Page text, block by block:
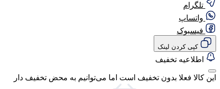
تلگرام
واتساپ
فیسبوک
کپی کردن لینک
اطلاعیه تخفیف
این کالا فعلا بدون تخفیف است اما می‌توانیم به محض تخفیف دار